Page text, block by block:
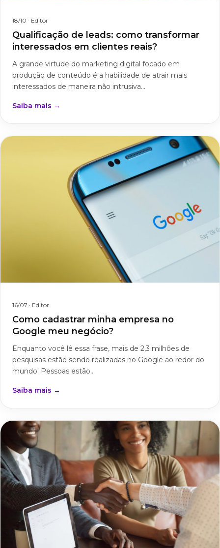
18/10 · Editor
Qualificação de leads: como transformar
interessados em clientes reais?
A grande virtude do marketing digital focado em
produção de conteúdo é a habilidade de atrair mais
interessados de maneira não intrusiva...
Saiba mais →
16/07 · Editor
Como cadastrar minha empresa no
Google meu negócio?
Enquanto você lê essa frase, mais de 2,3 milhões de
pesquisas estão sendo realizadas no Google ao redor do
mundo. Pessoas estão...
Saiba mais →